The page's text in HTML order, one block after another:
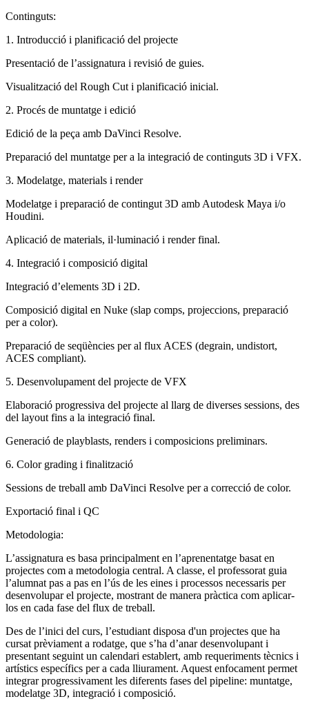
Continguts:
1. Introducció i planificació del projecte
Presentació de l’assignatura i revisió de guies.
Visualització del Rough Cut i planificació inicial.
2. Procés de muntatge i edició
Edició de la peça amb DaVinci Resolve.
Preparació del muntatge per a la integració de continguts 3D i VFX.
3. Modelatge, materials i render
Modelatge i preparació de contingut 3D amb Autodesk Maya i/o
Houdini.
Aplicació de materials, il·luminació i render final.
4. Integració i composició digital
Integració d’elements 3D i 2D.
Composició digital en Nuke (slap comps, projeccions, preparació
per a color).
Preparació de seqüències per al flux ACES (degrain, undistort,
ACES compliant).
5. Desenvolupament del projecte de VFX
Elaboració progressiva del projecte al llarg de diverses sessions, des
del layout fins a la integració final.
Generació de playblasts, renders i composicions preliminars.
6. Color grading i finalització
Sessions de treball amb DaVinci Resolve per a correcció de color.
Exportació final i QC
Metodologia:
L’assignatura es basa principalment en l’aprenentatge basat en
projectes com a metodologia central. A classe, el professorat guia
l’alumnat pas a pas en l’ús de les eines i processos necessaris per
desenvolupar el projecte, mostrant de manera pràctica com aplicar-
los en cada fase del flux de treball.
Des de l’inici del curs, l’estudiant disposa d'un projectes que ha
cursat prèviament a rodatge, que s’ha d’anar desenvolupant i
presentant seguint un calendari establert, amb requeriments tècnics i
artístics específics per a cada lliurament. Aquest enfocament permet
integrar progressivament les diferents fases del pipeline: muntatge,
modelatge 3D, integració i composició.